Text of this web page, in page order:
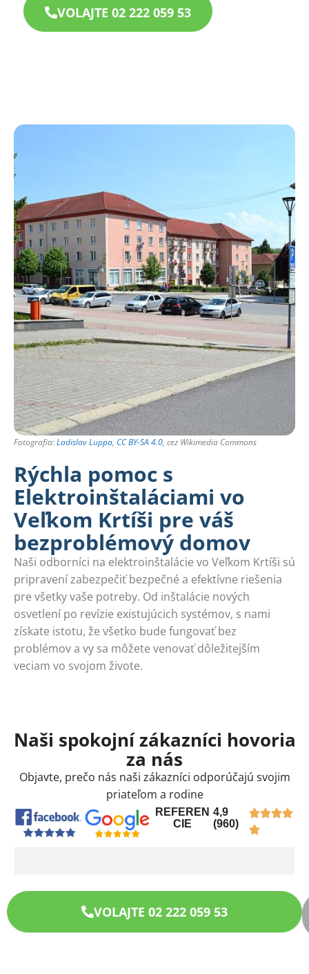
VOLAJTE 02 222 059 53
Fotografia:Ladislav Luppa, CC BY-SA 4.0, cez Wikimedia Commons
Rýchla pomoc s
Elektroinštaláciami vo
Veľkom Krtíši pre váš
bezproblémový domov
Naši odborníci na elektroinštalácie vo Veľkom Krtíši sú
pripravení zabezpečiť bezpečné a efektívne riešenia
pre všetky vaše potreby. Od inštalácie nových
osvetlení po revízie existujúcich systémov, s nami
získate istotu, že všetko bude fungovať bez
problémov a vy sa môžete venovať dôležitejším
veciam vo svojom živote.
Naši spokojní zákazníci hovoria
za nás
Objavte, prečo nás naši zákazníci odporúčajú svojim
priateľom a rodine
REFEREN
CIE
4,9
(960)
VOLAJTE 02 222 059 53